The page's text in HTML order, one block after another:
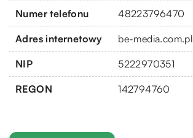
Numer telefonu 48223796470
Adres internetowy be-media.com.pl
NIP 5222970351
REGON 142794760